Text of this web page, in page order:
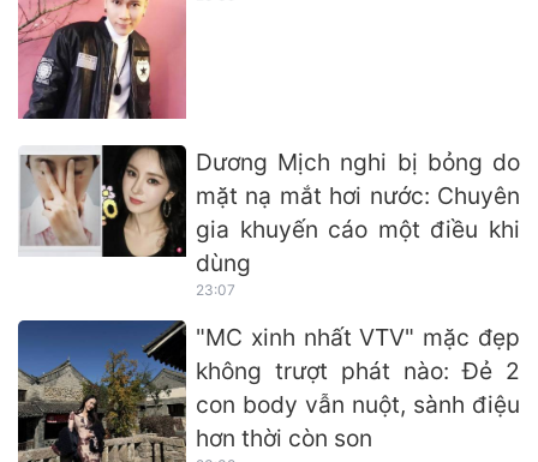
Dương Mịch nghi bị bỏng do
mặt nạ mắt hơi nước: Chuyên
gia khuyến cáo một điều khi
dùng
23:07
"MC xinh nhất VTV" mặc đẹp
không trượt phát nào: Đẻ 2
con body vẫn nuột, sành điệu
hơn thời còn son